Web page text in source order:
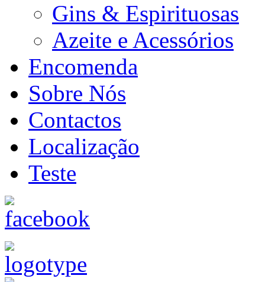
Gins & Espirituosas
Azeite e Acessórios
Encomenda
Sobre Nós
Contactos
Localização
Teste